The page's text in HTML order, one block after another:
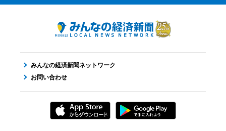
みんなの経済新聞ネットワーク
お問い合わせ